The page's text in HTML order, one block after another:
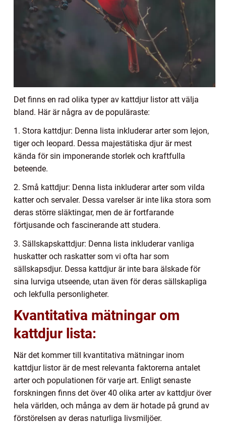
Det finns en rad olika typer av kattdjur listor att välja
bland. Här är några av de populäraste:
1. Stora kattdjur: Denna lista inkluderar arter som lejon,
tiger och leopard. Dessa majestätiska djur är mest
kända för sin imponerande storlek och kraftfulla
beteende.
2. Små kattdjur: Denna lista inkluderar arter som vilda
katter och servaler. Dessa varelser är inte lika stora som
deras större släktingar, men de är fortfarande
förtjusande och fascinerande att studera.
3. Sällskapskattdjur: Denna lista inkluderar vanliga
huskatter och raskatter som vi ofta har som
sällskapsdjur. Dessa kattdjur är inte bara älskade för
sina lurviga utseende, utan även för deras sällskapliga
och lekfulla personligheter.
Kvantitativa mätningar om
kattdjur lista:
När det kommer till kvantitativa mätningar inom
kattdjur listor är de mest relevanta faktorerna antalet
arter och populationen för varje art. Enligt senaste
forskningen finns det över 40 olika arter av kattdjur över
hela världen, och många av dem är hotade på grund av
förstörelsen av deras naturliga livsmiljöer.